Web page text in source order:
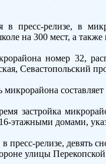
в пресс-релизе, в
на 300 мест, а
номер 32,
Севастопольский
составляет
застройка
этажными домами,
в пресс-релизе, девять
улицы